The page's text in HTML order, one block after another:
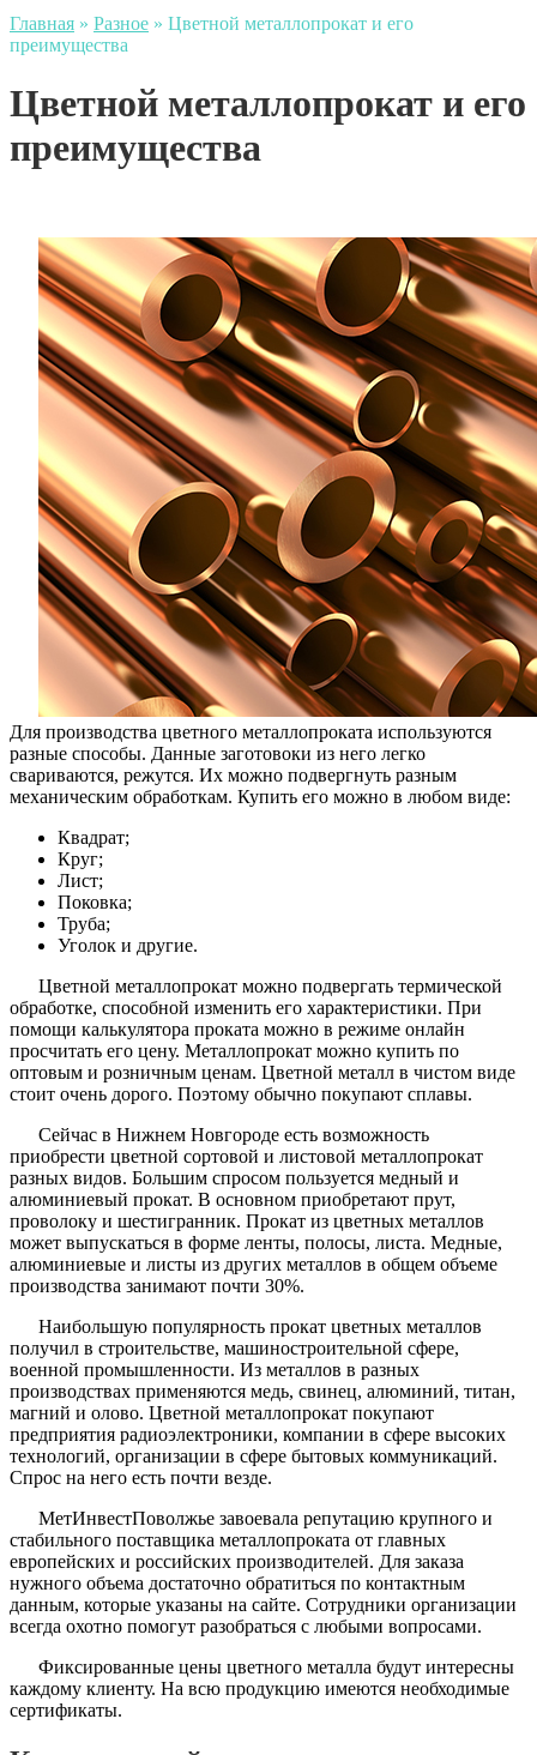
Главная » Разное » Цветной металлопрокат и его
преимущества
Цветной металлопрокат и его
преимущества
Для производства цветного металлопроката используются
разные способы. Данные заготовоки из него легко
свариваются, режутся. Их можно подвергнуть разным
механическим обработкам. Купить его можно в любом виде:
Квадрат;
Круг;
Лист;
Поковка;
Труба;
Уголок и другие.
Цветной металлопрокат можно подвергать термической
обработке, способной изменить его характеристики. При
помощи калькулятора проката можно в режиме онлайн
просчитать его цену. Металлопрокат можно купить по
оптовым и розничным ценам. Цветной металл в чистом виде
стоит очень дорого. Поэтому обычно покупают сплавы.
Сейчас в Нижнем Новгороде есть возможность
приобрести цветной сортовой и листовой металлопрокат
разных видов. Большим спросом пользуется медный и
алюминиевый прокат. В основном приобретают прут,
проволоку и шестигранник. Прокат из цветных металлов
может выпускаться в форме ленты, полосы, листа. Медные,
алюминиевые и листы из других металлов в общем объеме
производства занимают почти 30%.
Наибольшую популярность прокат цветных металлов
получил в строительстве, машиностроительной сфере,
военной промышленности. Из металлов в разных
производствах применяются медь, свинец, алюминий, титан,
магний и олово. Цветной металлопрокат покупают
предприятия радиоэлектроники, компании в сфере высоких
технологий, организации в сфере бытовых коммуникаций.
Спрос на него есть почти везде.
МетИнвестПоволжье завоевала репутацию крупного и
стабильного поставщика металлопроката от главных
европейских и российских производителей. Для заказа
нужного объема достаточно обратиться по контактным
данным, которые указаны на сайте. Сотрудники организации
всегда охотно помогут разобраться с любыми вопросами.
Фиксированные цены цветного металла будут интересны
каждому клиенту. На всю продукцию имеются необходимые
сертификаты.